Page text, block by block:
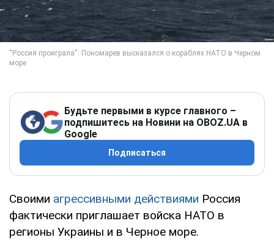
Будьте первыми в курсе главного –
подпишитесь на Новини на OBOZ.UA в
Google
Подписаться
Своими агрессивными действиями Россия
фактически приглашает войска НАТО в
регионы Украины и в Черное море.